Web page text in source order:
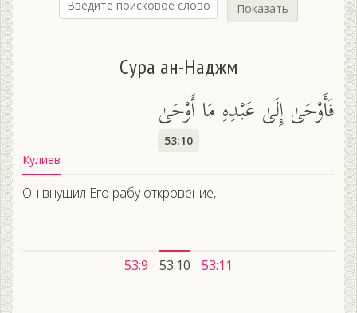
Показать
Сура ан-Наджм
فَأَوْحَىٰ إِلَىٰ عَبْدِهِ مَا أَوْحَىٰ
53:10
Кулиев
Он внушил Его рабу откровение,
53:9 53:10 53:11